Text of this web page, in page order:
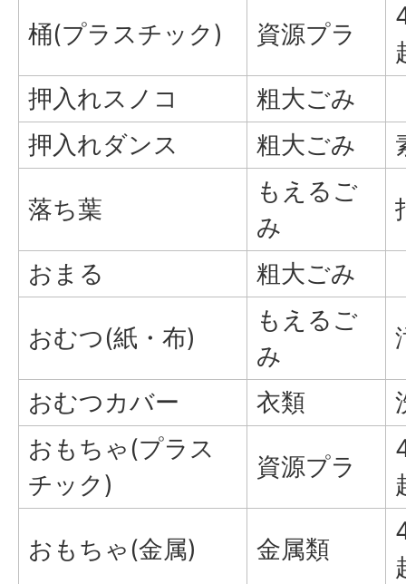
桶(プラスチック) 資源プラ
押入れスノコ
粗大ごみ
押入れダンス
粗大ごみ
落ち葉
もえるご
み
おまる 粗大ごみ
おむつ(紙・布)
もえるご
み
おむつカバー 衣類
おもちゃ(プラス
チック)
資源プラ
おもちゃ(金属) 金属類